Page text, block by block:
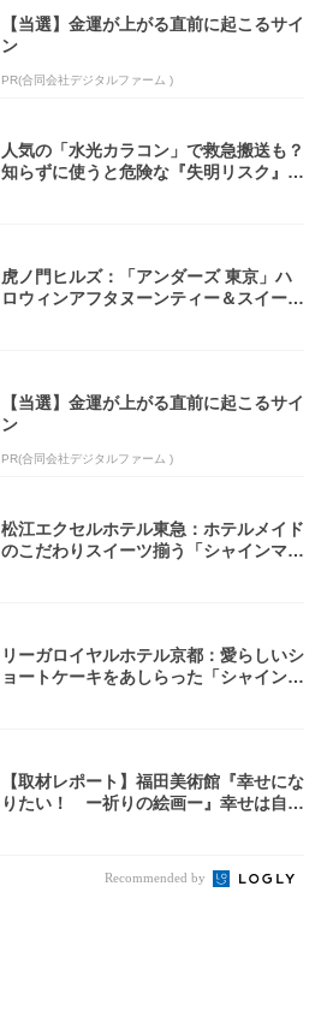
【当選】金運が上がる直前に起こるサイ
ン
PR(合同会社デジタルファーム )
人気の「水光カラコン」で救急搬送も？
知らずに使うと危険な『失明リスク』と
虎ノ門ヒルズ：「アンダーズ 東京」ハ
ロウィンアフタヌーンティー＆スイーツ
【当選】金運が上がる直前に起こるサイ
ン
PR(合同会社デジタルファーム )
松江エクセルホテル東急：ホテルメイド
のこだわりスイーツ揃う「シャインマス
リーガロイヤルホテル京都：愛らしいシ
ョートケーキをあしらった「シャインマ
【取材レポート】福田美術館『幸せにな
りたい！ ー祈りの絵画ー』幸せは自力
Recommended by